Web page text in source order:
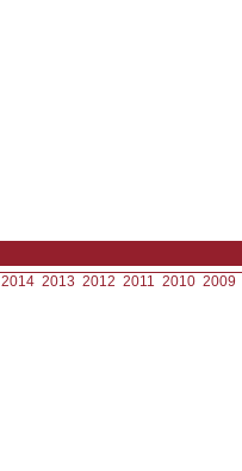
2014 2013 2012 2011 2010 2009